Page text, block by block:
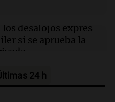
seguirá el tiempo
los desalojos exprés
si se aprueba la
décimo primera
24 h